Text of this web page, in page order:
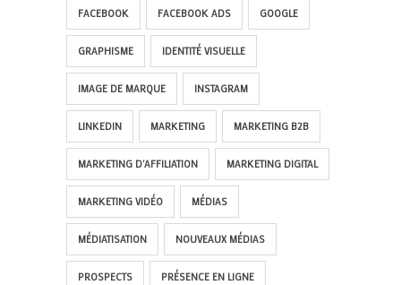
FACEBOOK FACEBOOK ADS GOOGLE
GRAPHISME IDENTITÉ VISUELLE
IMAGE DE MARQUE INSTAGRAM
LINKEDIN MARKETING MARKETING B2B
MARKETING D'AFFILIATION MARKETING DIGITAL
MARKETING VIDÉO MÉDIAS
MÉDIATISATION NOUVEAUX MÉDIAS
PROSPECTS PRÉSENCE EN LIGNE